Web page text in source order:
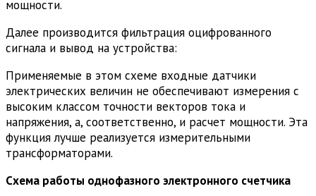
мощности.
Далее производится фильтрация оцифрованного
сигнала и вывод на устройства:
Применяемые в этом схеме входные датчики
электрических величин не обеспечивают измерения с
высоким классом точности векторов тока и
напряжения, а, соответственно, и расчет мощности. Эта
функция лучше реализуется измерительными
трансформаторами.
Схема работы однофазного электронного счетчика